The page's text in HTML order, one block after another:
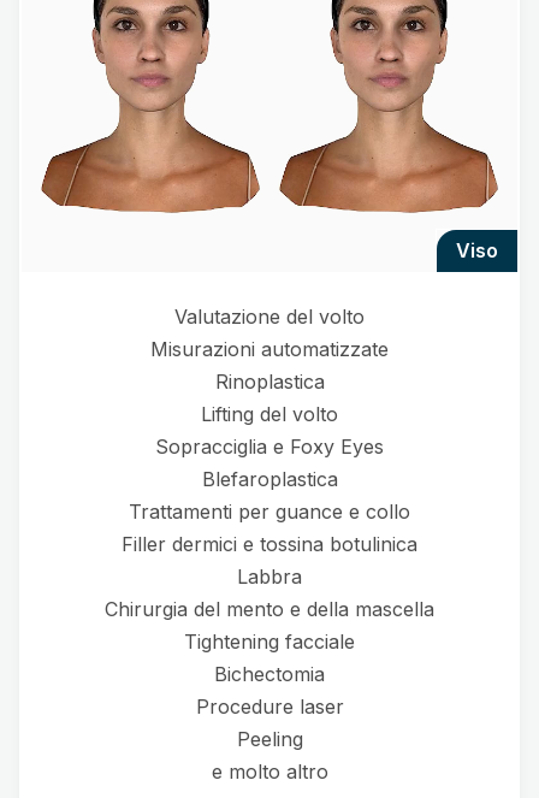
viso
Valutazione del volto
Misurazioni automatizzate
Rinoplastica
Lifting del volto
Sopracciglia e Foxy Eyes
Blefaroplastica
Trattamenti per guance e collo
Filler dermici e tossina botulinica
Labbra
Chirurgia del mento e della mascella
Tightening facciale
Bichectomia
Procedure laser
Peeling
e molto altro